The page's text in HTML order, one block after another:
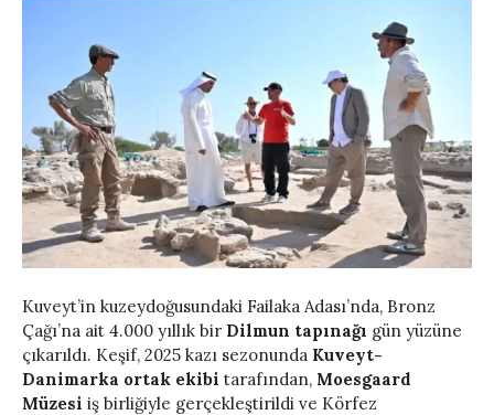
Kuveyt’in kuzeydoğusundaki Failaka Adası’nda, Bronz
Çağı’na ait 4.000 yıllık bir Dilmun tapınağı gün yüzüne
çıkarıldı. Keşif, 2025 kazı sezonunda Kuveyt-
Danimarka ortak ekibi tarafından, Moesgaard
Müzesi iş birliğiyle gerçekleştirildi ve Körfez